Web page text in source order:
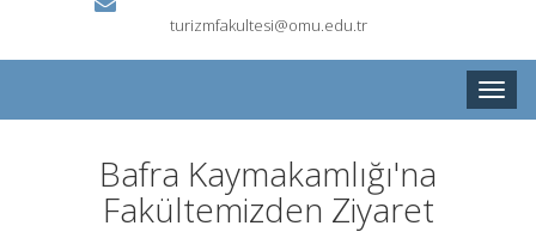
turizmfakultesi@omu.edu.tr
Toggle
Bafra Kaymakamlığı'na
Fakültemizden Ziyaret